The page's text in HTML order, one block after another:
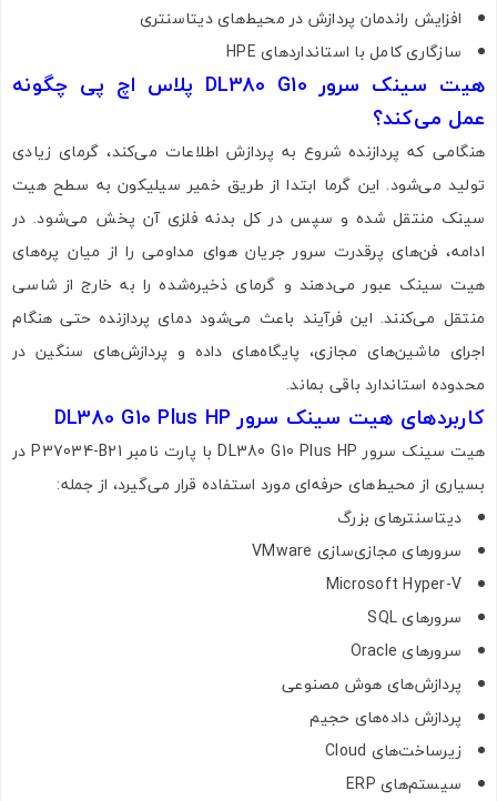
افزایش راندمان پردازش در محیط‌های دیتاسنتری
سازگاری کامل با استانداردهای HPE
هیت سینک سرور DL380 G10 پلاس اچ پی چگونه
عمل می‌کند؟
هنگامی که پردازنده شروع به پردازش اطلاعات می‌کند، گرمای زیادی
تولید می‌شود. این گرما ابتدا از طریق خمیر سیلیکون به سطح هیت
سینک منتقل شده و سپس در کل بدنه فلزی آن پخش می‌شود. در
ادامه، فن‌های پرقدرت سرور جریان هوای مداومی را از میان پره‌های
هیت سینک عبور می‌دهند و گرمای ذخیره‌شده را به خارج از شاسی
منتقل می‌کنند. این فرآیند باعث می‌شود دمای پردازنده حتی هنگام
اجرای ماشین‌های مجازی، پایگاه‌های داده و پردازش‌های سنگین در
محدوده استاندارد باقی بماند.
کاربردهای هیت سینک سرور DL380 G10 Plus HP
هیت سینک سرور DL380 G10 Plus HP با پارت نامبر P37034-B21 در
بسیاری از محیط‌های حرفه‌ای مورد استفاده قرار می‌گیرد، از جمله:
دیتاسنترهای بزرگ
سرورهای مجازی‌سازی VMware
Microsoft Hyper-V
سرورهای SQL
سرورهای Oracle
پردازش‌های هوش مصنوعی
پردازش داده‌های حجیم
زیرساخت‌های Cloud
سیستم‌های ERP